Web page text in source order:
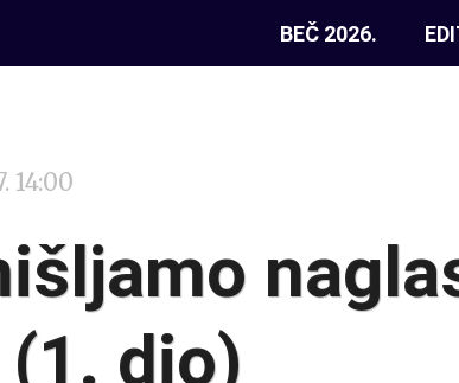
BEČ 2026.
14:00
dio)